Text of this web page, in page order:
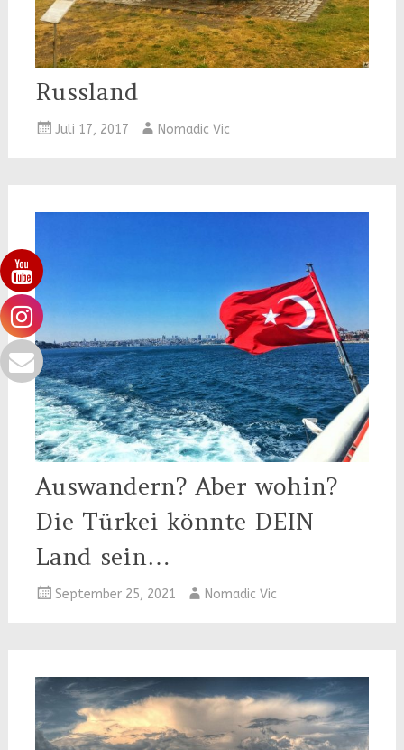
Russland
Juli 17, 2017 Nomadic Vic
Auswandern? Aber wohin?
Die Türkei könnte DEIN
Land sein…
September 25, 2021 Nomadic Vic